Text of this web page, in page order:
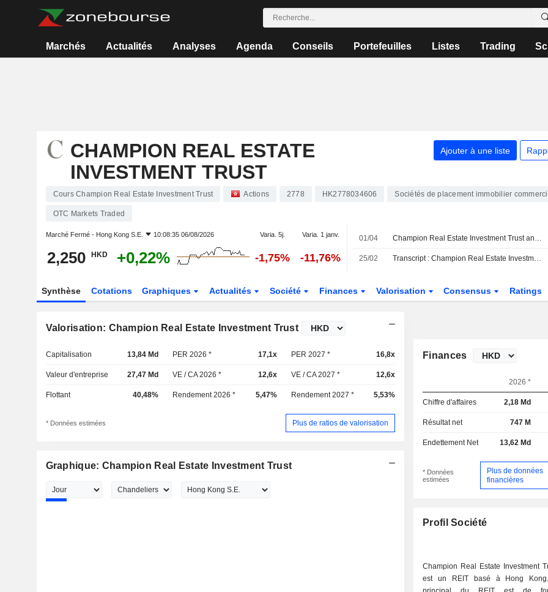
Marchés Actualités Analyses Agenda Conseils Portefeuilles Listes Trading
CHAMPION REAL ESTATE
INVESTMENT TRUST
Ajouter à une liste
Cours Champion Real Estate Investment Trust Actions 2778 HK2778034606 Sociétés de placement immobilier
OTC Markets Traded
Marché Fermé - Hong Kong S.E. 10:08:35 06/08/2026 Varia. 5j. Varia. 1 janv.
2,250 HKD +0,22% -1,75% -11,76%
01/04 Champion Real Estate Investment Trust annonce la démission de Hau Shun, Christina de ses fonctions de directrice exécutive et directrice générale
25/02 Transcript : Champion Real Estate Investment Trust, 2025 Earnings Call, Feb 25, 2026
Synthèse Cotations Graphiques Actualités Société Finances Valorisation Consensus Ratings
Valorisation: Champion Real Estate Investment Trust
Capitalisation 13,84 Md PER 2026 * 17,1x PER 2027 * 16,8x
Valeur d'entreprise 27,47 Md VE / CA 2026 * 12,6x VE / CA 2027 * 12,6x
Flottant 40,48% Rendement 2026 * 5,47% Rendement 2027 * 5,53%
* Données estimées Plus de ratios de valorisation
Graphique: Champion Real Estate Investment Trust
Finances
2026 *
Chiffre d'affaires 2,18 Md
Résultat net 747 M
Endettement Net 13,62 Md
* Données
estimées
Plus de données
financières
Profil Société
Champion Real Estate Investment
est un REIT basé à Hong